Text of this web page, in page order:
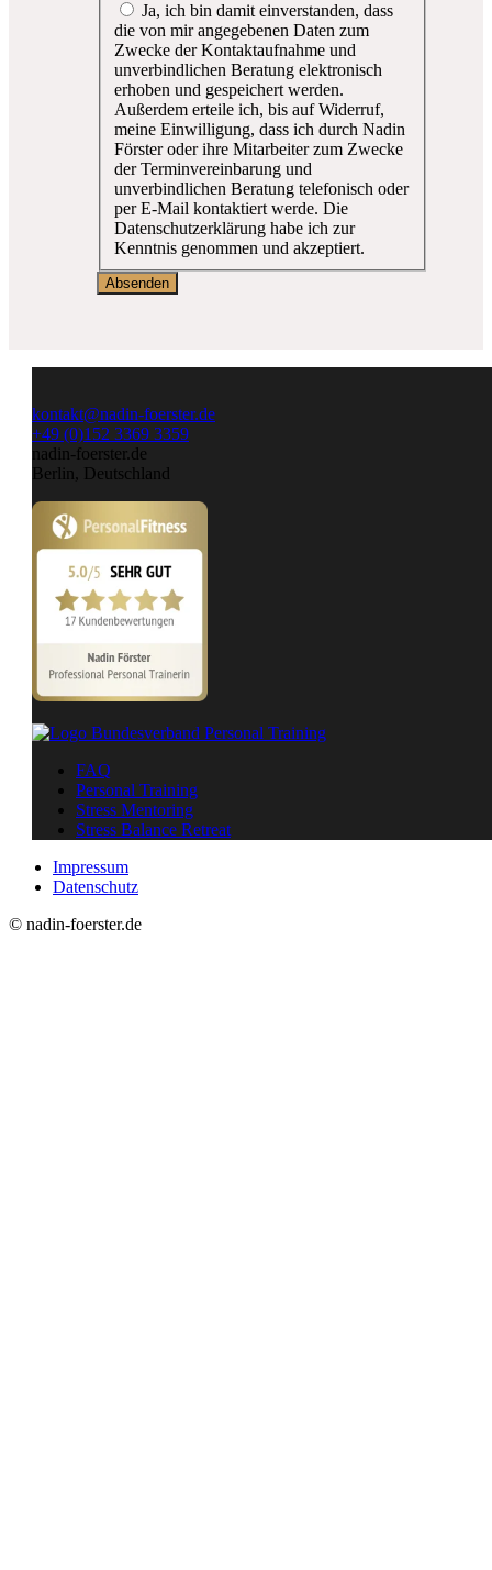
Ja, ich bin damit einverstanden, dass
die von mir angegebenen Daten zum
Zwecke der Kontaktaufnahme und
unverbindlichen Beratung elektronisch
erhoben und gespeichert werden.
Außerdem erteile ich, bis auf Widerruf,
meine Einwilligung, dass ich durch Nadin
Förster oder ihre Mitarbeiter zum Zwecke
der Terminvereinbarung und
unverbindlichen Beratung telefonisch oder
per E-Mail kontaktiert werde. Die
Datenschutzerklärung habe ich zur
Kenntnis genommen und akzeptiert.
kontakt@nadin-foerster.de
+49 (0)152 3369 3359
nadin-foerster.de
Berlin, Deutschland
FAQ
Personal Training
Stress Mentoring
Stress Balance Retreat
Impressum
Datenschutz
© nadin-foerster.de